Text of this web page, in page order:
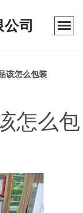
司
该怎么包装
怎么包